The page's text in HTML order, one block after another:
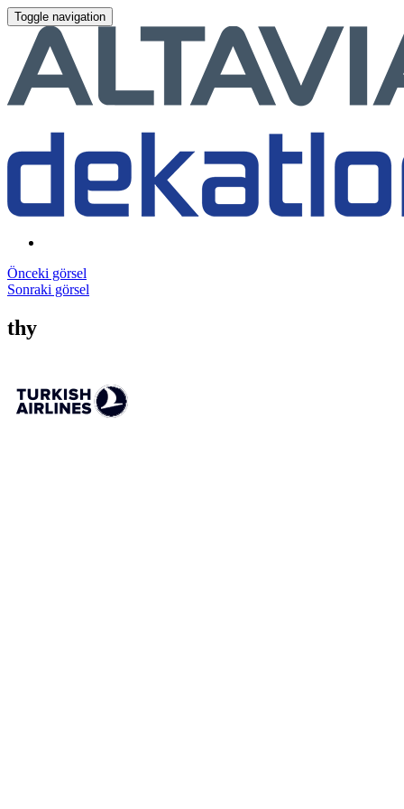
Toggle navigation
Önceki görsel
Sonraki görsel
thy